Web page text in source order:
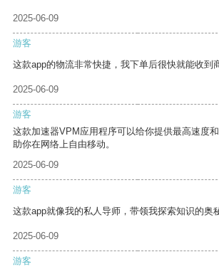
2025-06-09
游客
这款app的物流非常快捷，我下单后很快就能收到
2025-06-09
游客
这款加速器VPM应用程序可以给你提供最高速度
助你在网络上自由移动。
2025-06-09
游客
这款app就像我的私人导师，带领我探索知识的奥
2025-06-09
游客